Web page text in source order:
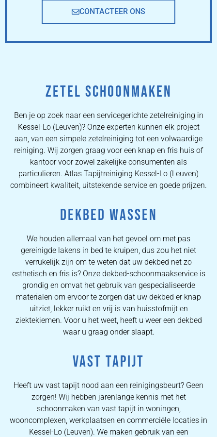
CONTACTEER ONS
ZETEL SCHOONMAKEN
Ben je op zoek naar een servicegerichte zetelreiniging in
Kessel-Lo (Leuven)? Onze experten kunnen elk project
aan, van een simpele zetelreiniging tot een volwaardige
reiniging. Wij zorgen graag voor een knap en fris huis of
kantoor voor zowel zakelijke consumenten als
particulieren. Atlas Tapijtreiniging Kessel-Lo (Leuven)
combineert kwaliteit, uitstekende service en goede prijzen.
DEKBED WASSEN
We houden allemaal van het gevoel om met pas
gereinigde lakens in bed te kruipen, dus zou het niet
verrukelijk zijn om te weten dat uw dekbed net zo
esthetisch en fris is? Onze dekbed-schoonmaakservice is
grondig en omvat het gebruik van gespecialiseerde
materialen om ervoor te zorgen dat uw dekbed er knap
uitziet, lekker ruikt en vrij is van huisstofmijt en
ziektekiemen. Voor u het weet, heeft u weer een dekbed
waar u graag onder slaapt.
VAST TAPIJT
Heeft uw vast tapijt nood aan een reinigingsbeurt? Geen
zorgen! Wij hebben jarenlange kennis met het
schoonmaken van vast tapijt in woningen,
wooncomplexen, werkplaatsen en commerciële locaties in
Kessel-Lo (Leuven). We maken gebruik van een